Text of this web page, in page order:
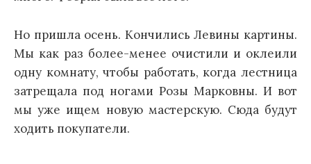
Но пришла осень. Кончились Левины картины.
Мы как раз более-менее очистили и оклеили
одну комнату, чтобы работать, когда лестница
затрещала под ногами Розы Марковны. И вот
мы уже ищем новую мастерскую. Сюда будут
ходить покупатели.